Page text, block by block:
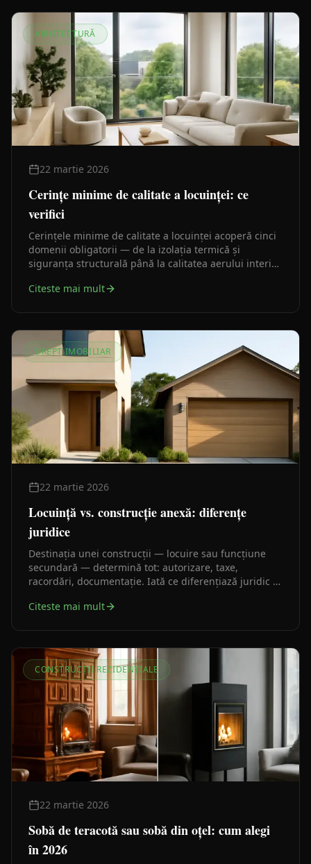
ARHITECTURĂ
22 martie 2026
Cerințe minime de calitate a locuinței: ce
verifici
Cerințele minime de calitate a locuinței acoperă cinci
domenii obligatorii — de la izolația termică și
siguranța structurală până la calitatea aerului interior,
fiecare în practică.
Citeste mai mult
DREPT IMOBILIAR
22 martie 2026
Locuință vs. construcție anexă: diferențe
juridice
Destinația unei construcții — locuire sau funcțiune
secundară — determină tot: autorizare, taxe,
racordări, documentație. Iată ce diferențiază juridic o
Citeste mai mult
CONSTRUCȚII REZIDENȚIALE
22 martie 2026
Sobă de teracotă sau sobă din oțel: cum alegi
în 2026